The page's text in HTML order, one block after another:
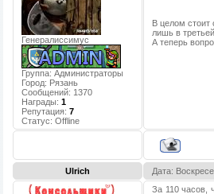
Генералиссимус
Группа: Администраторы
Город: Рязань
Сообщений: 1370
Награды: 1
Репутация: 7
Статус: Offline
В целом стоит
лишь в
А теперь
Ulrich Дата:
За 110 часов,